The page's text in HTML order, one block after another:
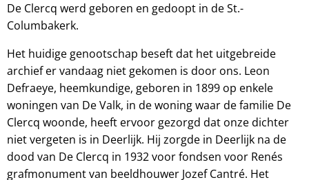
De Clercq werd geboren en gedoopt in de St.-
Columbakerk.
Het huidige genootschap beseft dat het uitgebreide
archief er vandaag niet gekomen is door ons. Leon
Defraeye, heemkundige, geboren in 1899 op enkele
woningen van De Valk, in de woning waar de familie De
Clercq woonde, heeft ervoor gezorgd dat onze dichter
niet vergeten is in Deerlijk. Hij zorgde in Deerlijk na de
dood van De Clercq in 1932 voor fondsen voor Renés
grafmonument van beeldhouwer Jozef Cantré. Het